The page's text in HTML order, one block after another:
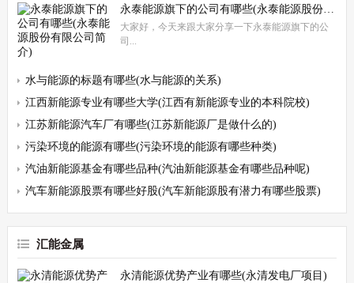
永泰能源旗下的公司有哪些(永泰能源股份有限公司简介)
大家好，今天来跟大家分享一下永泰能源旗下的公
司...
水与能源的标题有哪些(水与能源的关系)
江西新能源专业有哪些大学(江西有新能源专业的本科院校)
江苏新能源汽车厂有哪些(江苏新能源厂是做什么的)
污染环境的能源有哪些(污染环境的能源有哪些种类)
汽油新能源基金有哪些品种(汽油新能源基金有哪些品种呢)
汽车新能源股票有哪些好股(汽车新能源股有潜力有哪些股票)
汇能金属
永清能源优势产业有哪些(永清发电厂项目)